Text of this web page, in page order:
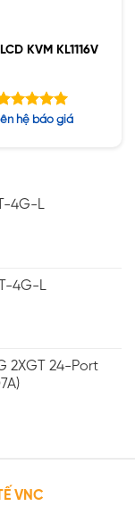
KVM KL1116V
xếp
hệ báo giá
4G-L
4G-L
2XGT 24-Port
VNC